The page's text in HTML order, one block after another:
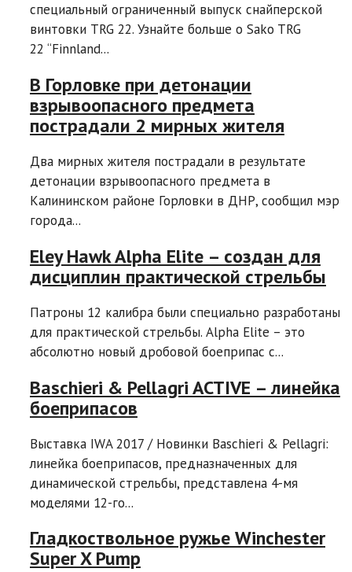
специальный ограниченный выпуск снайперской
винтовки TRG 22. Узнайте больше о Sako TRG
22 “Finnland...
В Горловке при детонации
взрывоопасного предмета
пострадали 2 мирных жителя
Два мирных жителя пострадали в результате
детонации взрывоопасного предмета в
Калининском районе Горловки в ДНР, сообщил мэр
города...
Eley Hawk Alpha Elite – создан для
дисциплин практической стрельбы
Патроны 12 калибра были специально разработаны
для практической стрельбы. Alpha Elite – это
абсолютно новый дробовой боеприпас с...
Baschieri & Pellagri ACTIVE – линейка
боеприпасов
Выставка IWA 2017 / Новинки Baschieri & Pellagri:
линейка боеприпасов, предназначенных для
динамической стрельбы, представлена 4-мя
моделями 12-го...
Гладкоствольное ружье Winchester
Super X Pump